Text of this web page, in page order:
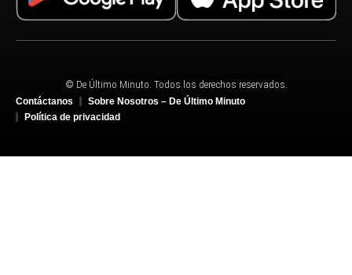
© De Último Minuto. Todos los derechos reservados.
Contáctanos
Sobre Nosotros – De Último Minuto
Política de privacidad